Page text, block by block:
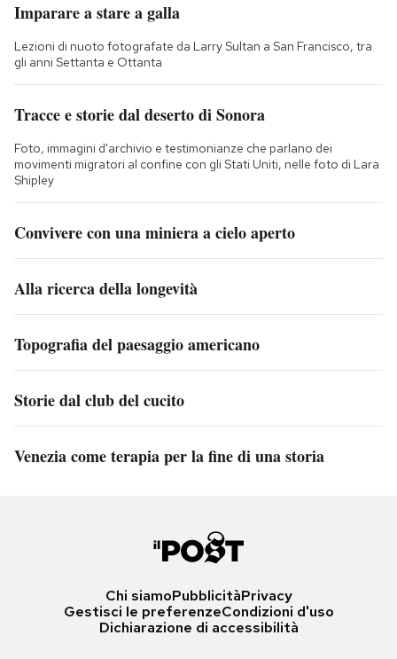
Imparare a stare a galla
Lezioni di nuoto fotografate da Larry Sultan a San Francisco, tra
gli anni Settanta e Ottanta
Tracce e storie dal deserto di Sonora
Foto, immagini d'archivio e testimonianze che parlano dei
movimenti migratori al confine con gli Stati Uniti, nelle foto di Lara
Shipley
Convivere con una miniera a cielo aperto
Alla ricerca della longevità
Topografia del paesaggio americano
Storie dal club del cucito
Venezia come terapia per la fine di una storia
Chi siamoPubblicitàPrivacy
Gestisci le preferenzeCondizioni d'uso
Dichiarazione di accessibilità